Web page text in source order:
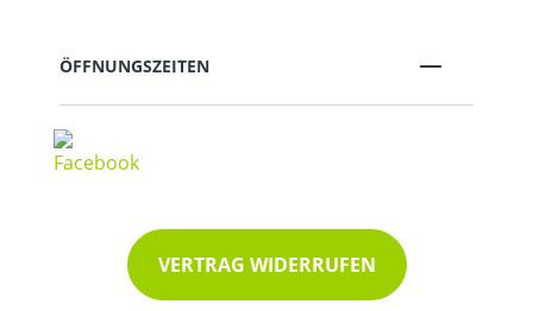
ÖFFNUNGSZEITEN
VERTRAG WIDERRUFEN